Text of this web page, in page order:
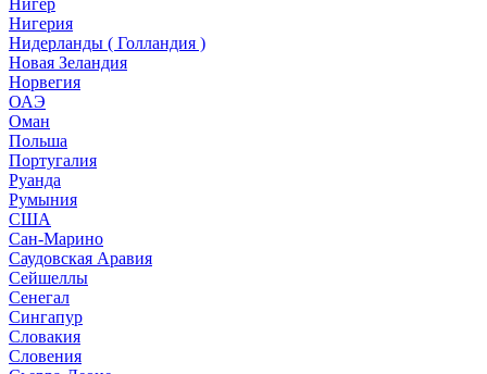
Нигер
Нигерия
Нидерланды ( Голландия )
Новая Зеландия
Норвегия
ОАЭ
Оман
Польша
Португалия
Руанда
Румыния
США
Сан-Марино
Саудовская Аравия
Сейшеллы
Сенегал
Сингапур
Словакия
Словения